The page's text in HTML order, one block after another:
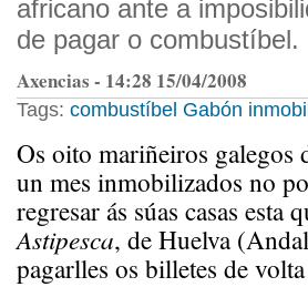
africano ante a
de pagar o combustíbel.
Axencias - 14:28 15/04/2008
Tags: combustíbel Gabón
Os oito mariñeiros galegos
un mes inmobilizados no
regresar ás súas casas
Astipesca, de Huelva
pagarlles os billetes de